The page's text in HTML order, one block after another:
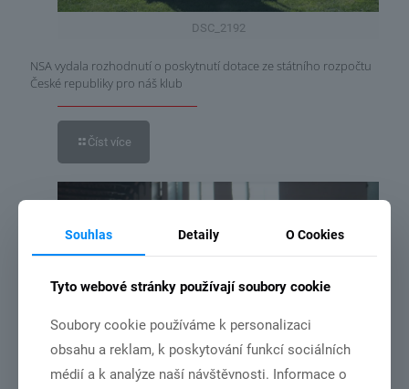
DSC_2192
NSA vydala rozhodnutí o poskytnutí dotace ze státního rozpočtu
České republiky pro náš klub
Číst více
DSC01001
Souhlas Detaily O Cookies
Tyto webové stránky používají soubory cookie
Soubory cookie používáme k personalizaci
obsahu a reklam, k poskytování funkcí sociálních
médií a k analýze naší návštěvnosti. Informace o